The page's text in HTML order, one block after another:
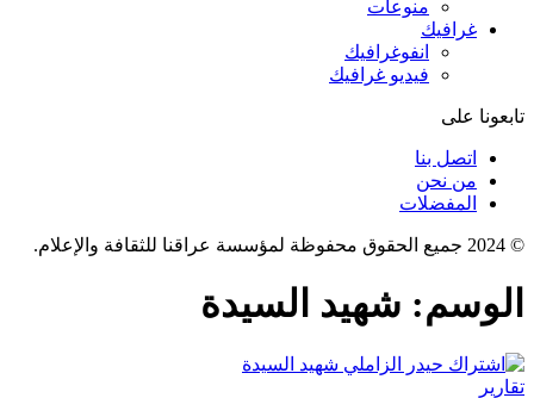
منوعات
غرافيك
انفوغرافيك
فيديو غرافيك
تابعونا على
اتصل بنا
من نحن
المفضلات
© 2024 جميع الحقوق محفوظة لمؤسسة عراقنا للثقافة والإعلام.
الوسم: شهيد السيدة
تقارير